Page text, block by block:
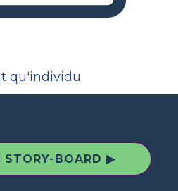
qu'individu
STORY-BOARD ▶